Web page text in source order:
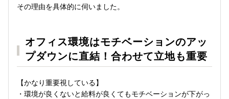
その理由を具体的に伺いました。
オフィス環境はモチベーションのアッ
プダウンに直結！合わせて立地も重要
【かなり重要視している】
・環境が良くないと給料が良くてもモチベーションが下がっ